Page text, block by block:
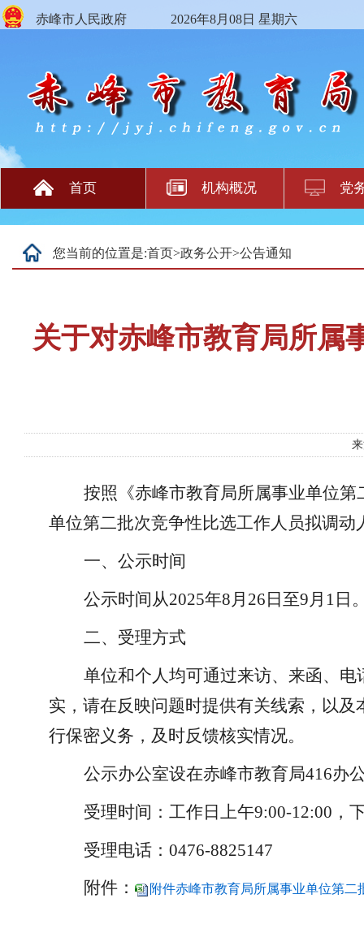
赤峰市人民政府 2026年8月08日 星期六
首页 机构概况 党
您当前的位置是:首页>政务公开>公告通知
关于对赤峰市教育局所属
按照《赤峰市教育局所属事业单位
单位第二批次竞争性比选工作人员拟调动
一、公示时间
公示时间从2025年8月26日至9月1日
二、受理方式
单位和个人均可通过来访、来函、
实，请在反映问题时提供有关线索，以
行保密义务，及时反馈核实情况。
公示办公室设在赤峰市教育局416办
受理时间：工作日上午9:00-12:00，
受理电话： 0476-8825147
附件：
附件赤峰市教育局所属事业单位第